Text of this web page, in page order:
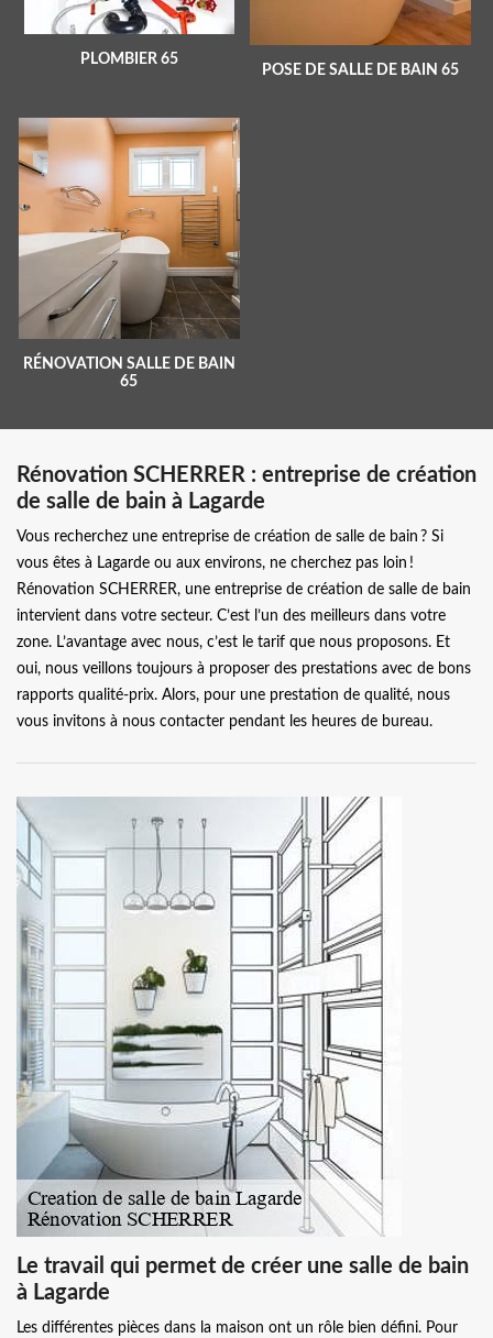
PLOMBIER 65
POSE DE SALLE DE BAIN 65
RÉNOVATION SALLE DE BAIN
65
Rénovation SCHERRER : entreprise de création
de salle de bain à Lagarde
Vous recherchez une entreprise de création de salle de bain ? Si
vous êtes à Lagarde ou aux environs, ne cherchez pas loin !
Rénovation SCHERRER, une entreprise de création de salle de bain
intervient dans votre secteur. C’est l’un des meilleurs dans votre
zone. L’avantage avec nous, c’est le tarif que nous proposons. Et
oui, nous veillons toujours à proposer des prestations avec de bons
rapports qualité-prix. Alors, pour une prestation de qualité, nous
vous invitons à nous contacter pendant les heures de bureau.
Le travail qui permet de créer une salle de bain
à Lagarde
Les différentes pièces dans la maison ont un rôle bien défini. Pour